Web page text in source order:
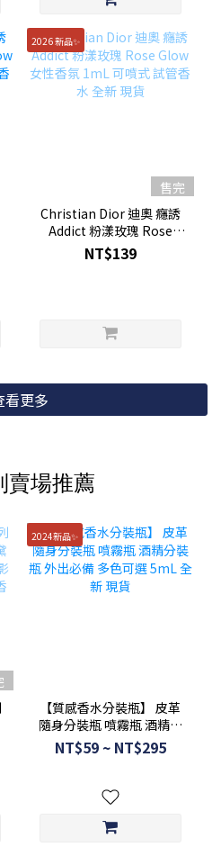
2026 新品✨
售完
Christian Dior 迪奧 癮誘
Addict 粉漾玫瑰 Rose
Glow女性香氛 1mL 可噴
式 試管香水 全新 現貨
NT$139
看更多
賣場推薦
2024新品✨
【質感香水分裝瓶】 皮革
隨身分裝瓶 噴霧瓶 酒精分
裝瓶 外出必備 多色可選
5mL 全新 現貨
NT$59 ~ NT$295